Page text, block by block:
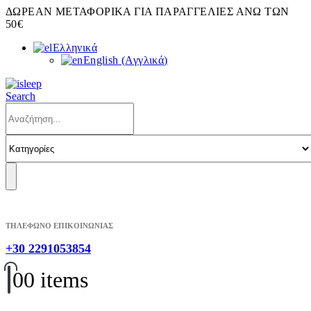
ΔΩΡΕΑΝ ΜΕΤΑΦΟΡΙΚΑ ΓΙΑ ΠΑΡΑΓΓΕΛΙΕΣ ΑΝΩ ΤΩΝ
50€
Ελληνικά
English (Αγγλικά)
Search
ΤΗΛΕΦΩΝΟ ΕΠΙΚΟΙΝΩΝΙΑΣ
+30 2291053854
00 items